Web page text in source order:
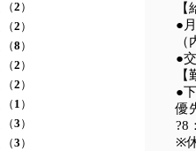
（2 ）
（2 ）
（8 ）
（2 ）
（2 ）
（ 1 ）
（3 ）
（3 ）
●
●
●
優
?8
※